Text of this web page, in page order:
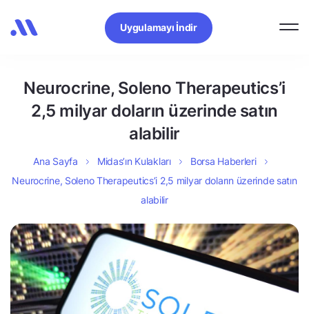
Uygulamayı İndir
Neurocrine, Soleno Therapeutics’i
2,5 milyar doların üzerinde satın
alabilir
Ana Sayfa Midas’ın Kulakları
Borsa Haberleri
Neurocrine, Soleno Therapeutics’i 2,5 milyar doların üzerinde satın
alabilir